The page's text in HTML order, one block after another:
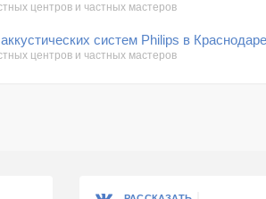
центров и частных мастеров
систем Philips в Краснодаре
центров и частных мастеров